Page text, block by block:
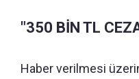
"350 BİN TL
Haber verilmesi